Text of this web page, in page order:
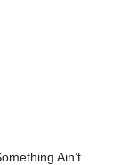
Ain’t